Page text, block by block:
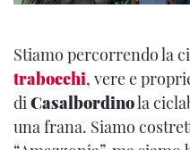
Stiamo percorrendo la
trabocchi, vere e
diCasalbordinola
una frana. Siamo